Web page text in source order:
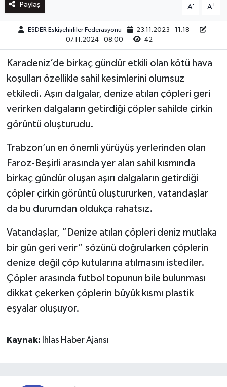
Paylaş A- A+
ESDER Eskişehirliler Federasyonu
23.11.2023 - 11:18
07.11.2024 - 08:00
42
Karadeniz’de birkaç gündür etkili olan kötü hava
koşulları özellikle sahil kesimlerini olumsuz
etkiledi. Aşırı dalgalar, denize atılan çöpleri geri
verirken dalgaların getirdiği çöpler sahilde çirkin
görüntü oluşturudu.
Trabzon’un en önemli yürüyüş yerlerinden olan
Faroz-Beşirli arasında yer alan sahil kısmında
birkaç gündür oluşan aşırı dalgaların getirdiği
çöpler çirkin görüntü oluştururken, vatandaşlar
da bu durumdan oldukça rahatsız.
Vatandaşlar, “Denize atılan çöpleri deniz mutlaka
bir gün geri verir” sözünü doğrularken çöplerin
denize değil çöp kutularına atılmasını istediler.
Çöpler arasında futbol topunun bile bulunması
dikkat çekerken çöplerin büyük kısmı plastik
eşyalar oluşuyor.
Kaynak: İhlas Haber Ajansı